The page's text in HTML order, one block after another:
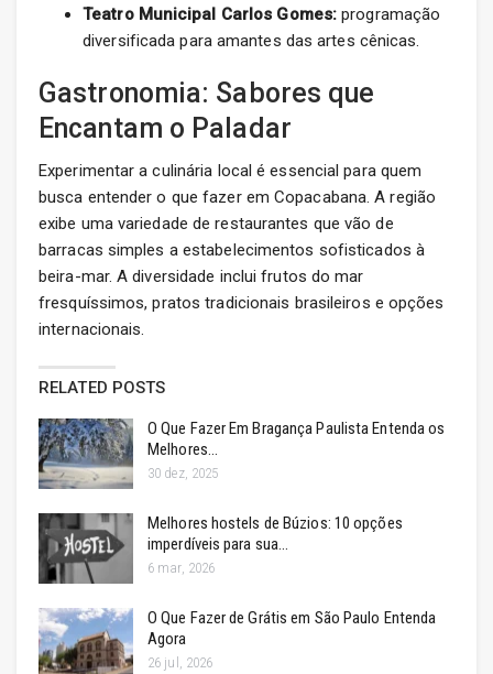
Teatro Municipal Carlos Gomes: programação
diversificada para amantes das artes cênicas.
Gastronomia: Sabores que
Encantam o Paladar
Experimentar a culinária local é essencial para quem
busca entender o que fazer em Copacabana. A região
exibe uma variedade de restaurantes que vão de
barracas simples a estabelecimentos sofisticados à
beira-mar. A diversidade inclui frutos do mar
fresquíssimos, pratos tradicionais brasileiros e opções
internacionais.
RELATED POSTS
O Que Fazer Em Bragança Paulista Entenda os
Melhores…
30 dez, 2025
Melhores hostels de Búzios: 10 opções
imperdíveis para sua…
6 mar, 2026
O Que Fazer de Grátis em São Paulo Entenda
Agora
26 jul, 2026